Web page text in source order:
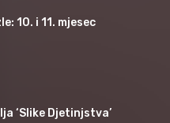
10. i 11. mjesec
‘Slike Djetinjstva’